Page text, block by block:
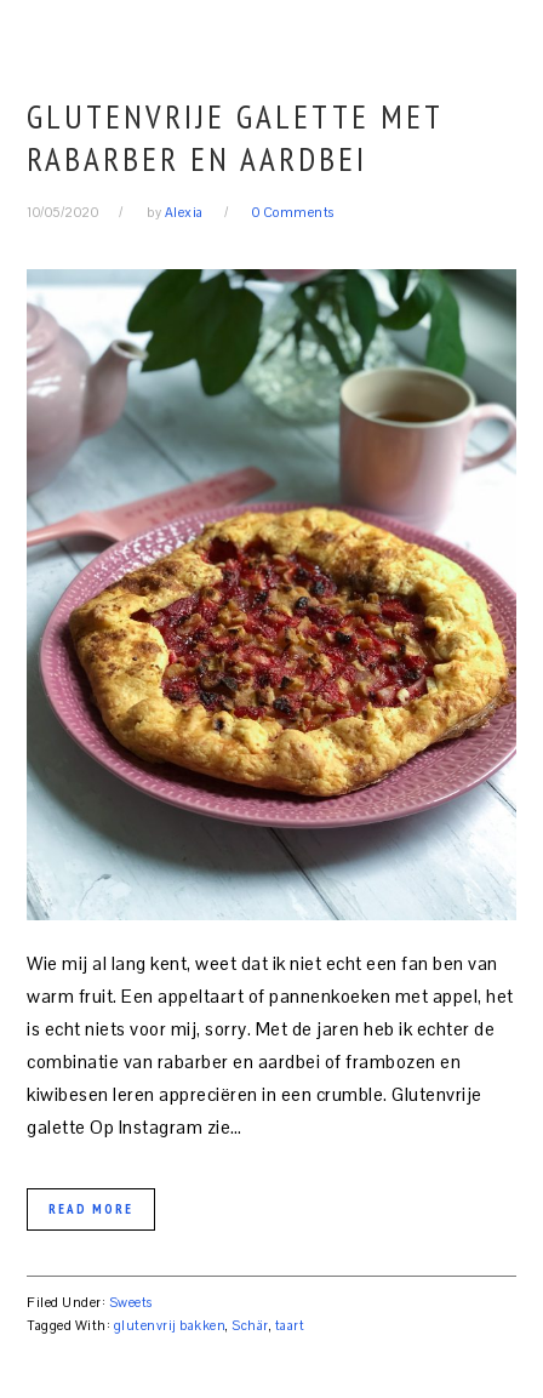
GLUTENVRIJE GALETTE MET
RABARBER EN AARDBEI
10/05/2020 by Alexia 0 Comments
Wie mij al lang kent, weet dat ik niet echt een fan ben van
warm fruit. Een appeltaart of pannenkoeken met appel, het
is echt niets voor mij, sorry. Met de jaren heb ik echter de
combinatie van rabarber en aardbei of frambozen en
kiwibesen leren appreciëren in een crumble. Glutenvrije
galette Op Instagram zie…
READ MORE
Filed Under: Sweets
Tagged With: glutenvrij bakken,Schär, taart